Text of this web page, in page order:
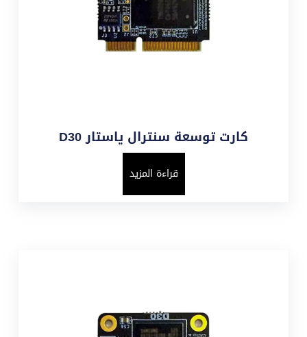
كارت توسعة سنترال ياستار D30
قراءة المزيد